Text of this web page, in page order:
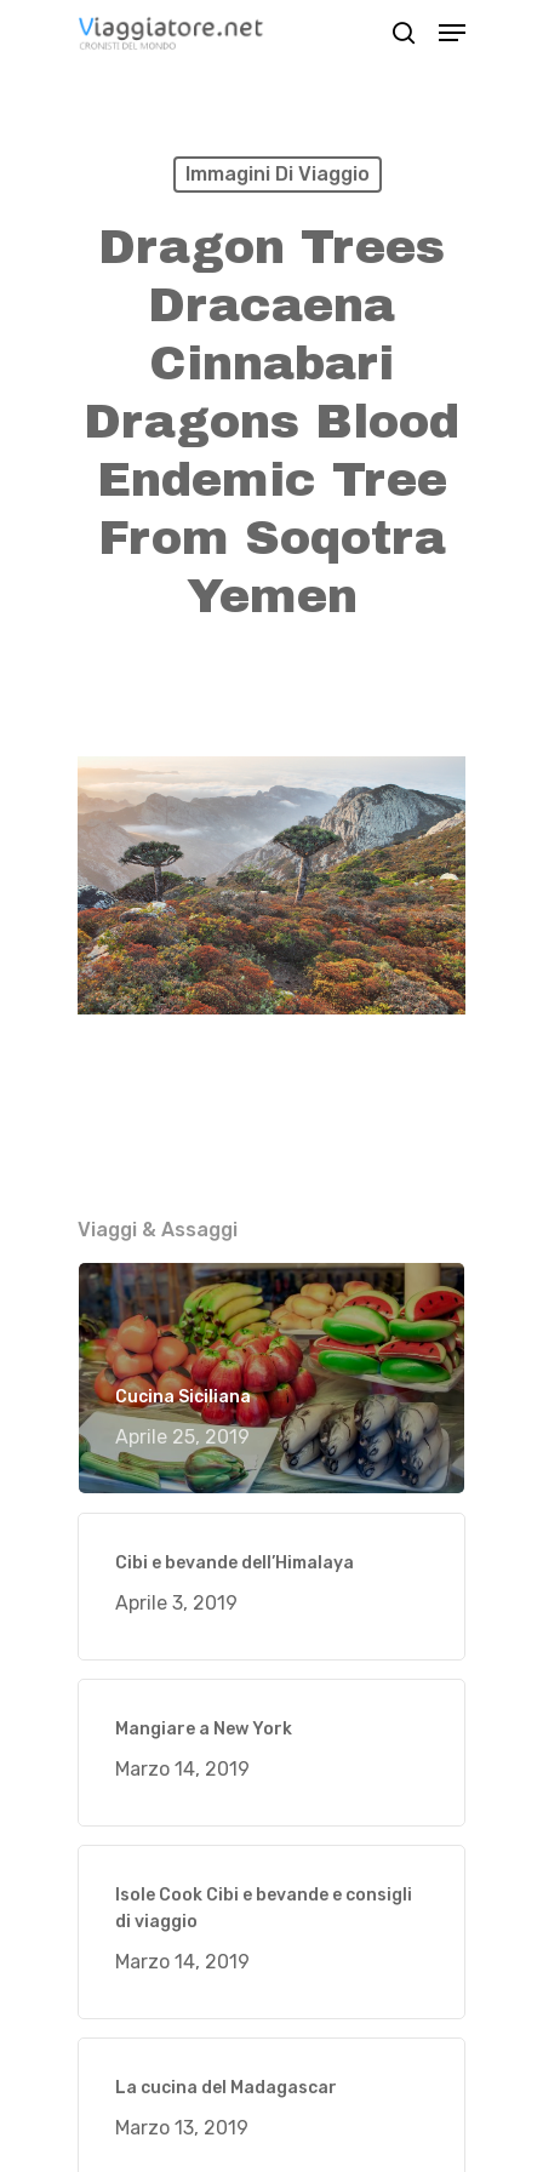
Menu
Immagini Di Viaggio
Dragon Trees
Dracaena
Cinnabari
Dragons Blood
Endemic Tree
From Soqotra
Yemen
Viaggi & Assaggi
Cucina Siciliana
Aprile 25, 2019
Cibi e bevande dell’Himalaya
Aprile 3, 2019
Mangiare a New York
Marzo 14, 2019
Isole Cook Cibi e bevande e consigli
di viaggio
Marzo 14, 2019
La cucina del Madagascar
Marzo 13, 2019